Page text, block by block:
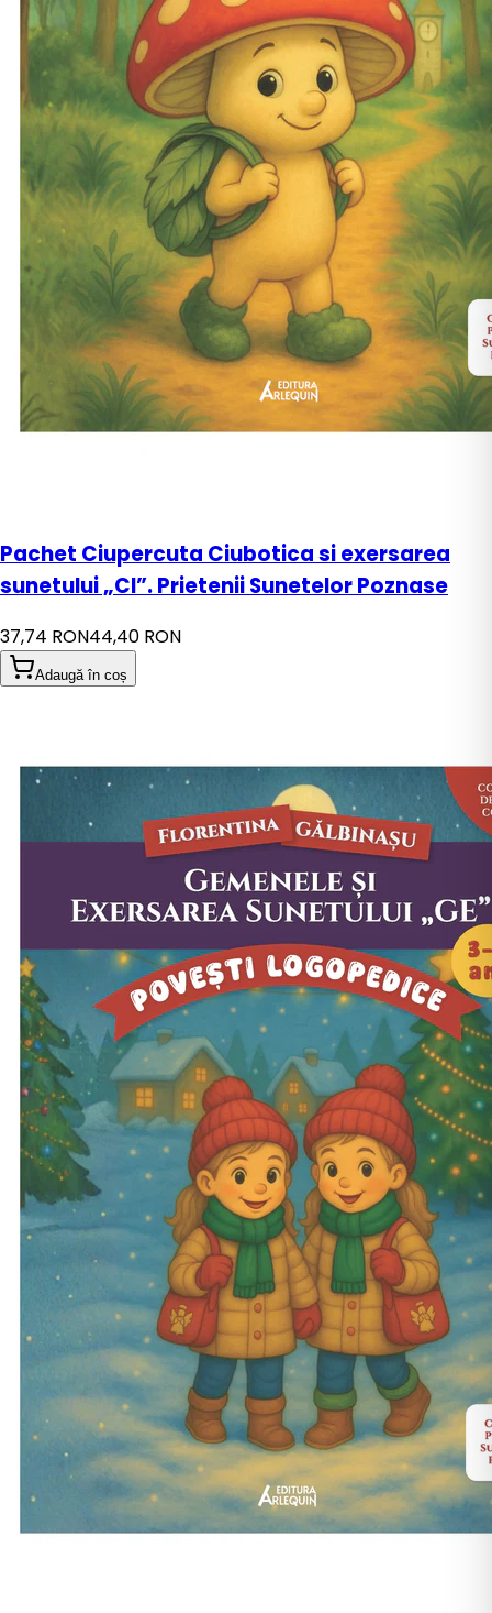
Pachet Ciupercuta Ciubotica si exersarea
sunetului „CI”. Prietenii Sunetelor Poznase
37,74 RON44,40 RON
Adaugă în coș